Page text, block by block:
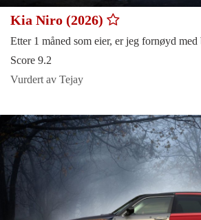
Kia Niro (2026)
Etter 1 måned som eier, er jeg fornøyd med
Score 9.2
Vurdert av Tejay